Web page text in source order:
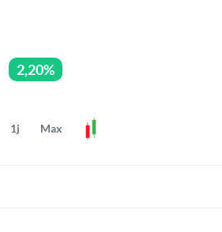
2,20%
1j Max